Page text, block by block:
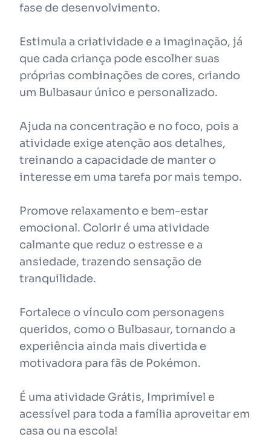
fase de desenvolvimento.
Estimula a criatividade e a imaginação, já
que cada criança pode escolher suas
próprias combinações de cores, criando
um Bulbasaur único e personalizado.
Ajuda na concentração e no foco, pois a
atividade exige atenção aos detalhes,
treinando a capacidade de manter o
interesse em uma tarefa por mais tempo.
Promove relaxamento e bem-estar
emocional. Colorir é uma atividade
calmante que reduz o estresse e a
ansiedade, trazendo sensação de
tranquilidade.
Fortalece o vínculo com personagens
queridos, como o Bulbasaur, tornando a
experiência ainda mais divertida e
motivadora para fãs de Pokémon.
É uma atividade Grátis, Imprimível e
acessível para toda a família aproveitar em
casa ou na escola!